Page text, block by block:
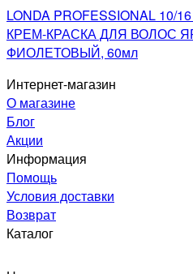
LONDA PROFESSIONAL 10/
КРЕМ-КРАСКА ДЛЯ ВОЛОС
ФИОЛЕТОВЫЙ, 60мл
Интернет-магазин
О магазине
Блог
Акции
Информация
Помощь
Условия доставки
Возврат
Каталог